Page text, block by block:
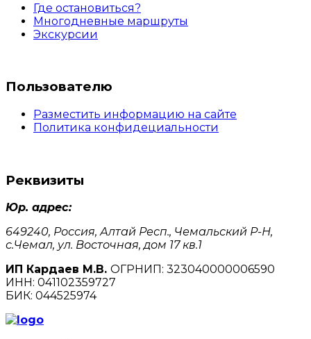
Где остановиться?
Многодневные маршруты
Экскурсии
Пользователю
Разместить информацию на сайте
Политика конфидециальности
Реквизиты
Юр. адрес:
649240, Россия, Алтай Респ., Чемальский Р-Н,
с.Чемал, ул. Восточная, дом 17 кв.1
ИП Кардаев М.В. ОГРНИП: 323040000006590
ИНН: 041102359727
БИК: 044525974